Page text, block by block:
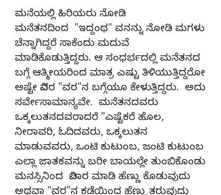
ಮನೆಯಲ್ಲಿ ಹಿರಿಯರು ನೋಡಿ
ಮನೆತನದಿಂದ "ಇದ್ದಂಥ" ವನನ್ನು ನೋಡಿ ಮಗಳು
ಚೆನ್ನಾಗಿದ್ದರೆ ಸಾಕೆಂದು ಮದುವೆ
ಮಾಡಿಕೊಡುತ್ತಿದ್ದರು. ಆ ಸಂಧರ್ಭದಲ್ಲಿ ಮನೆತನದ
ಬಗ್ಗೆ ಆತ್ಮೀಯರಿಂದ ಮಾತ್ರ ಎಷ್ಟು ತಿಳಿಯುತ್ತಿದ್ದರೋ
ಅಷ್ಟೇ ವಿವರ "ವರ"ನ ಬಗ್ಗೆಯೂ ಕೇಳುತ್ತಿದ್ದರು. ಅದು
ಸರ್ವೇಸಾಮಾನ್ಯವೇ. ಮನೆತನದವರು
ಒಕ್ಕಲುತನದವರಾದರೆ "ಎಷ್ಟೆಕರೆ ಹೊಲ,
ನೀರಾವರಿ, ಓದಿದವರು, ಒಕ್ಕಲುತನ
ಮಾಡುವವರು, ಒಂಟಿ ಕುಟುಂಬ, ಜಂಟಿ ಕುಟುಂಬ
ಎಲ್ಲಾ ಜಾತಕವನ್ನು ಬರೀ ಬಾಯಲ್ಲೇ ತುಂಬಿಕೊಂಡು
ಮನಸ್ಸಿನಿಂದ ವಿಚಾರ ಮಾಡಿ ಹೆಣ್ಣು ಕೊಡುವುದು